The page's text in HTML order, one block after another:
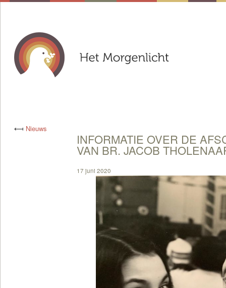
⟻ Nieuws
INFORMATIE OVER DE
VAN BR. JACOB
17 juni 2020